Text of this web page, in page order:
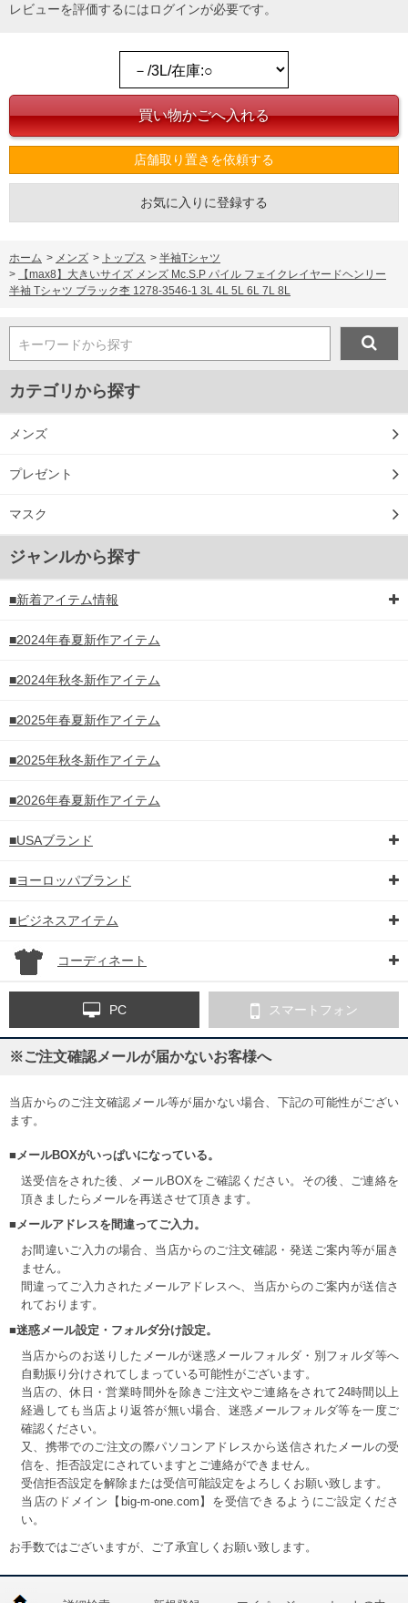
レビューを評価するにはログインが必要です。
店舗取り置きを依頼する
お気に入りに登録する
ホーム > メンズ > トップス > 半袖Tシャツ
>
【max8】大きいサイズ メンズ Mc.S.P パイル フェイクレイヤードヘンリー
半袖 Tシャツ ブラック杢 1278-3546-1 3L 4L 5L 6L 7L 8L
キーワードから探す
カテゴリから探す
メンズ
プレゼント
マスク
ジャンルから探す
■新着アイテム情報
■2024年春夏新作アイテム
■2024年秋冬新作アイテム
■2025年春夏新作アイテム
■2025年秋冬新作アイテム
■2026年春夏新作アイテム
■USAブランド
■ヨーロッパブランド
■ビジネスアイテム
コーディネート
PC スマートフォン
※ご注文確認メールが届かないお客様へ
当店からのご注文確認メール等が届かない場合、下記の可能性がござい
ます。
■メールBOXがいっぱいになっている。
送受信をされた後、メールBOXをご確認ください。その後、ご連絡を
頂きましたらメールを再送させて頂きます。
■メールアドレスを間違ってご入力。
お間違いご入力の場合、当店からのご注文確認・発送ご案内等が届き
ません。
間違ってご入力されたメールアドレスへ、当店からのご案内が送信さ
れております。
■迷惑メール設定・フォルダ分け設定。
当店からのお送りしたメールが迷惑メールフォルダ・別フォルダ等へ
自動振り分けされてしまっている可能性がございます。
当店の、休日・営業時間外を除きご注文やご連絡をされて24時間以上
経過しても当店より返答が無い場合、迷惑メールフォルダ等を一度ご
確認ください。
又、携帯でのご注文の際パソコンアドレスから送信されたメールの受
信を、拒否設定にされていますとご連絡ができません。
受信拒否設定を解除または受信可能設定をよろしくお願い致します。
当店のドメイン【big-m-one.com】を受信できるようにご設定くださ
い。
お手数ではございますが、ご了承宜しくお願い致します。